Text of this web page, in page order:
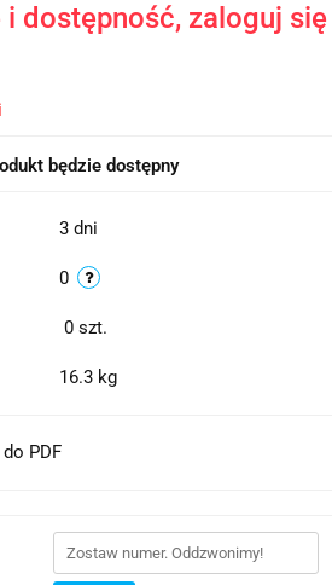
i dostępność, zaloguj
będzie dostępny
3 dni
0
0 szt.
16.3 kg
PDF